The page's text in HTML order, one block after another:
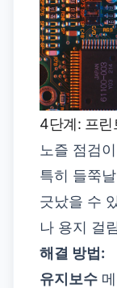
4단계: 프린
노즐 점검
특히 들쭉
긋났을 수
나 용지 걸
해결 방법:
유지보수